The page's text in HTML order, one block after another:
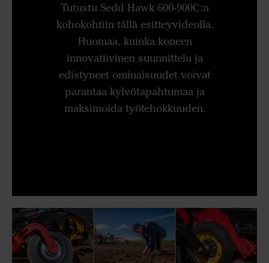
Tutustu Sedd Hawk 600-900C:n
kohokohtiin tällä esitteyvideolla.
Huomaa, kuinka koneen
innovatiivinen suunnittelu ja
edistyneet ominaisuudet voivat
parantaa kylvötapahtumaa ja
maksimoida työtehokkuuden.